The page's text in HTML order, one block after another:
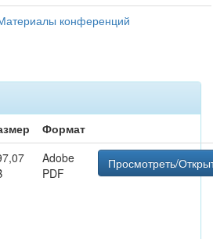
конференций
Формат
Adobe
PDF
Просмотреть/